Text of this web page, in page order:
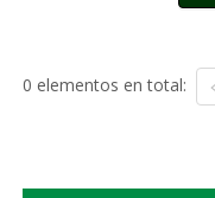
0 elementos en total: